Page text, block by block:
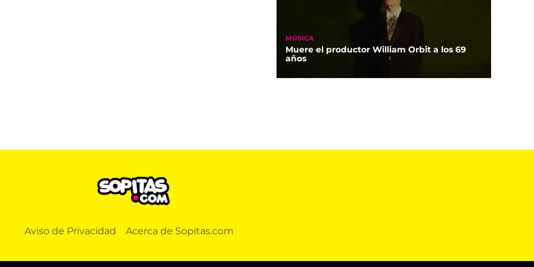
MÚSICA
Muere el productor William Orbit a los 69
años
Aviso de Privacidad Acerca de Sopitas.com